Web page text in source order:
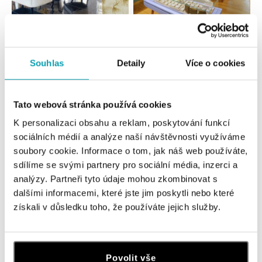
Souhlas Detaily Více o cookies
Tato webová stránka používá cookies
K personalizaci obsahu a reklam, poskytování funkcí
sociálních médií a analýze naší návštěvnosti využíváme
soubory cookie. Informace o tom, jak náš web používáte,
sdílíme se svými partnery pro sociální média, inzerci a
analýzy. Partneři tyto údaje mohou zkombinovat s
dalšími informacemi, které jste jim poskytli nebo které
získali v důsledku toho, že používáte jejich služby.
Povolit vše
ALO diamonds Hilton, Košice
Hlavná 123/1, 040 01 Košice
dnes otvorené do 19:00
ALOve OC Aupark, Bratislava
Einsteinova 3541/18, 851 01 Bratislava
tel.: +421917090556
dnes otvorené do 21:00
ALOve OC Eurovea, Bratislava
tel.: +421917090467
dnes otvorené do 21:00